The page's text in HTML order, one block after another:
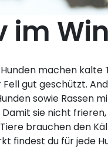
im
machen kalte
Fell gut geschützt.
sowie Rassen
sie nicht
brauchen den
findest du für jede